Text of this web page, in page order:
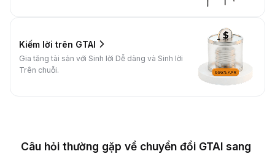
Kiếm lời trên GTAI
Gia tăng tài sản với Sinh lời Dễ dàng và Sinh lời
Trên chuỗi.
Câu hỏi thường gặp về chuyển đổi GTAI sang